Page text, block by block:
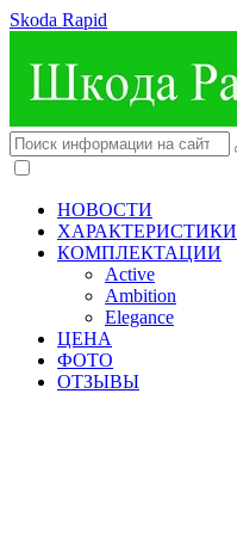
Skoda Rapid
НОВОСТИ
ХАРАКТЕРИСТИКИ
КОМПЛЕКТАЦИИ
Active
Ambition
Elegance
ЦЕНА
ФОТО
ОТЗЫВЫ